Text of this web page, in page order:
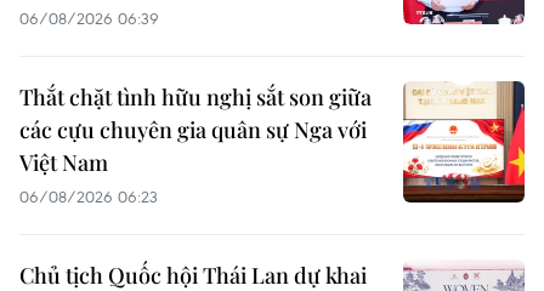
06/08/2026 06:39
Thắt chặt tình hữu nghị sắt son giữa
các cựu chuyên gia quân sự Nga với
Việt Nam
06/08/2026 06:23
Chủ tịch Quốc hội Thái Lan dự khai